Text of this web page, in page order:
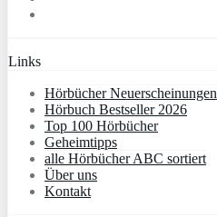
Links
Hörbücher Neuerscheinungen
Hörbuch Bestseller 2026
Top 100 Hörbücher
Geheimtipps
alle Hörbücher ABC sortiert
Über uns
Kontakt